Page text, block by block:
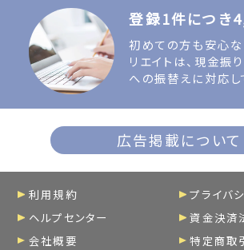
登録1件につき
初めての方も安心
リエイトは、現金振
への振替えに対応し
広告掲載について
利用規約
プライバ
ヘルプセンター
資金決済
会社概要
特定商取